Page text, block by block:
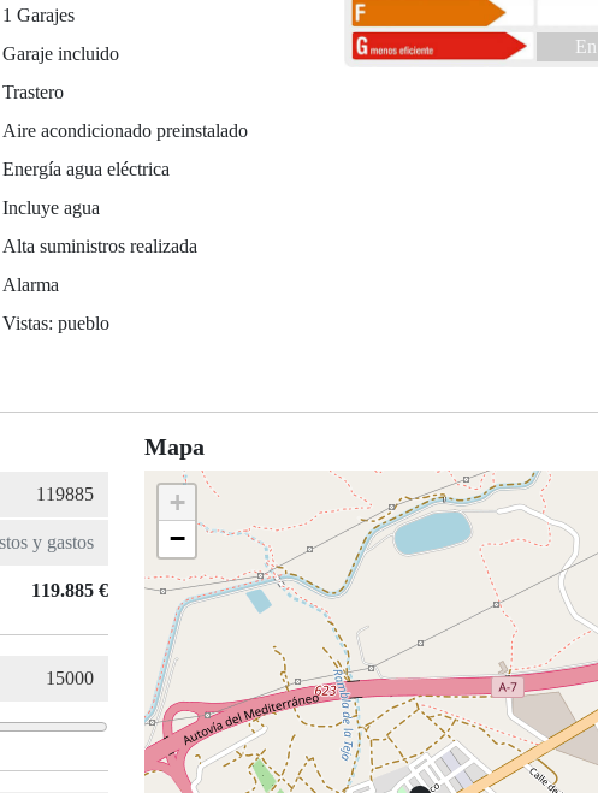
1 Garajes
Garaje incluido
Trastero
Aire acondicionado preinstalado
Energía agua eléctrica
Incluye agua
Alta suministros realizada
Alarma
Vistas: pueblo
119.885 €
Mapa
+
−